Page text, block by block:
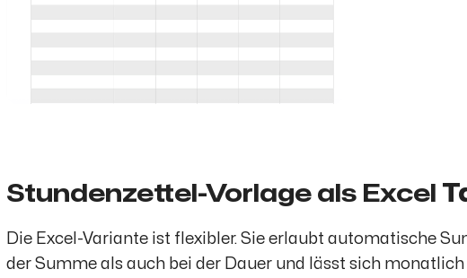
Stundenzettel-Vorlage als Excel
Die Excel-Variante ist flexibler. Sie erlaubt automatische
der Summe als auch bei der Dauer und lässt sich